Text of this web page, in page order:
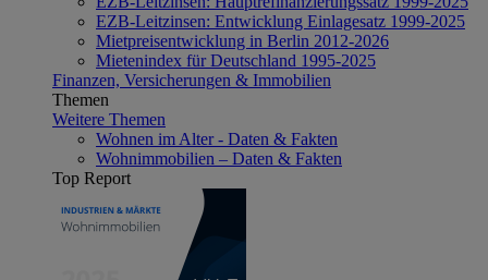
EZB-Leitzinsen: Entwicklung Einlagesatz 1999-2025
Mietpreisentwicklung in Berlin 2012-2026
Mietenindex für Deutschland 1995-2025
Finanzen, Versicherungen & Immobilien
Themen
Weitere Themen
Wohnen im Alter - Daten & Fakten
Wohnimmobilien – Daten & Fakten
Top Report